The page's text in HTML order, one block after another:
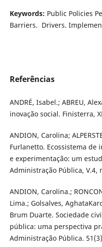
Keywords: Public Policies
Barriers. Drivers.
Referências
ANDRÉ, Isabel.; ABREU,
inovação social. Finisterra,
ANDION, Carolina;
Furlanetto. Ecossistema de
e experimentação: um
Administração Pública, V.4,
ANDION, Carolina.;
Lima.; Golsalves,
Brum Duarte. Sociedade
pública: uma perspectiva
Administração Pública.